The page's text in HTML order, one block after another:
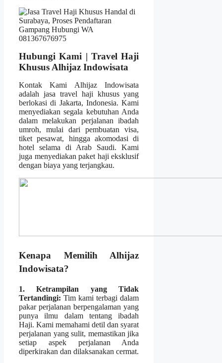
Hubungi Kami | Travel Haji
Khusus Alhijaz Indowisata
Kontak Kami Alhijaz Indowisata
adalah jasa travel haji khusus yang
berlokasi di Jakarta, Indonesia. Kami
menyediakan segala kebutuhan Anda
dalam melakukan perjalanan ibadah
umroh, mulai dari pembuatan visa,
tiket pesawat, hingga akomodasi di
hotel selama di Arab Saudi. Kami
juga menyediakan paket haji eksklusif
dengan biaya yang terjangkau.
Kenapa Memilih Alhijaz
Indowisata?
1. Ketrampilan yang Tidak
Tertandingi: Tim kami terbagi dalam
pakar perjalanan berpengalaman yang
punya ilmu dalam tentang ibadah
Haji. Kami memahami detil dan syarat
perjalanan yang sulit, memastikan jika
setiap aspek perjalanan Anda
diperkirakan dan dilaksanakan cermat.